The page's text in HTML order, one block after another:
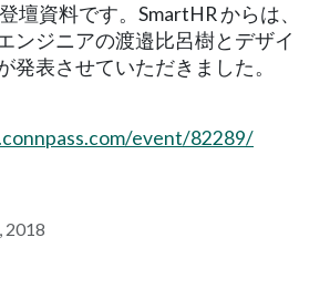
壇資料です。SmartHR からは、
ンジニアの渡邉比呂樹とデザイ
発表させていただきました。
event/82289/
2018